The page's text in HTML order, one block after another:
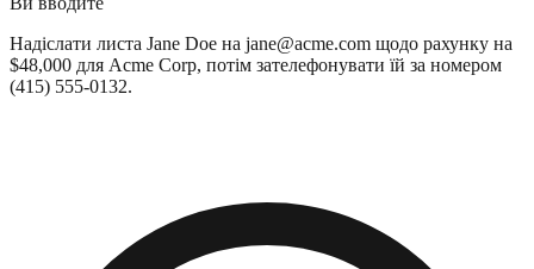
Надіслати листа Jane Doe на jane@acme.com щодо рахунку на
$48,000 для Acme Corp, потім зателефонувати їй за номером
(415) 555-0132.